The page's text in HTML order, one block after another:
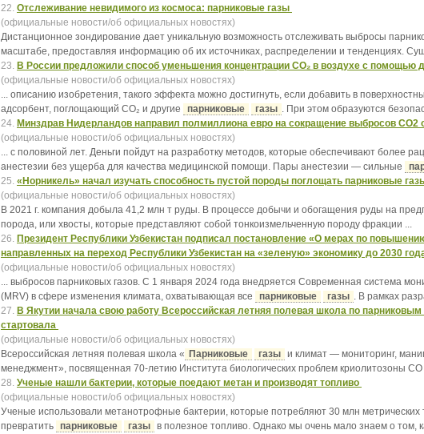
22. Отслеживание невидимого из космоса: парниковые газы
(официальные новости/об официальных новостях)
Дистанционное зондирование дает уникальную возможность отслеживать выбросы
масштабе, предоставляя информацию об их источниках, распределении и тенденциях.
23. В России предложили способ уменьшения концентрации CO₂ в воздухе с помощью
(официальные новости/об официальных новостях)
... описанию изобретения, такого эффекта можно достигнуть, если добавить в
адсорбент, поглощающий CO₂ и другие
парниковые газы . При этом образуются
24. Минздрав Нидерландов направил полмиллиона евро на сокращение выбросов CO2
(официальные новости/об официальных новостях)
... с половиной лет. Деньги пойдут на разработку методов, которые обеспечивают более
анестезии без ущерба для качества медицинской помощи. Пары анестезии — сильные
25. «Норникель» начал изучать способность пустой породы поглощать парниковые
(официальные новости/об официальных новостях)
В 2021 г. компания добыла 41,2 млн т руды. В процессе добычи и обогащения руды на
порода, или хвосты, которые представляют собой тонкоизмельченную породу фракции ...
26. Президент Республики Узбекистан подписал постановление «О мерах по
направленных на переход Республики Узбекистан на «зеленую» экономику до 2030
(официальные новости/об официальных новостях)
... выбросов парниковых газов. С 1 января 2024 года внедряется Современная система
(MRV) в сфере изменения климата, охватывающая все
парниковые газы . В рамках
27. В Якутии начала свою работу Всероссийская летняя полевая школа по парниковым
стартовала
(официальные новости/об официальных новостях)
Всероссийская летняя полевая школа « Парниковые газы и климат — мониторинг,
менеджмент», посвященная 70-летию Института биологических проблем криолитозоны
28. Ученые нашли бактерии, которые поедают метан и производят топливо
(официальные новости/об официальных новостях)
Ученые использовали метанотрофные бактерии, которые потребляют 30 млн метрических
превратить парниковые газы в полезное топливо. Однако мы очень мало знаем о том,